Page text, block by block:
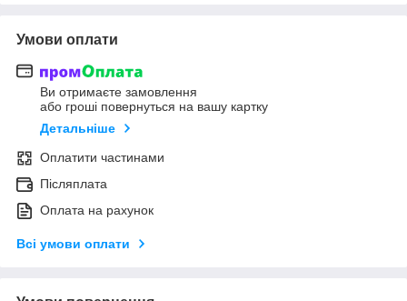
Умови оплати
Ви отримаєте замовлення
або гроші повернуться на вашу картку
Детальніше
Оплатити частинами
Післяплата
Оплата на рахунок
Всі умови оплати